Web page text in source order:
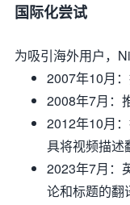
国际化尝试
为吸引海外用户，
2007年10月
2008年7月 ：
2012年10月
具将视频描述
2023年7月 ：
论和标题的翻